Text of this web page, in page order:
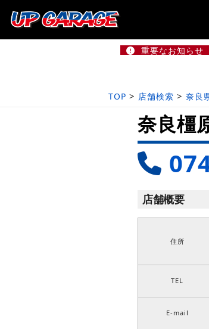
重要なお知らせ
TOP > 店舗検索 > 奈良
奈良橿
店舗概要
住所
TEL
E-mail